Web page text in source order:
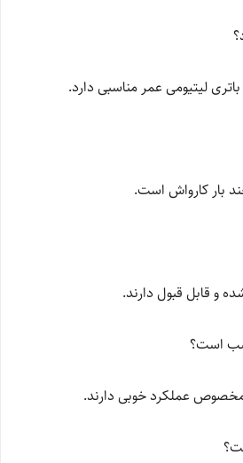
لیتیومی عمر مناسبی دارد.
بار کارواش است.
و قابل قبول دارند.
است؟
عملکرد خوبی دارند.